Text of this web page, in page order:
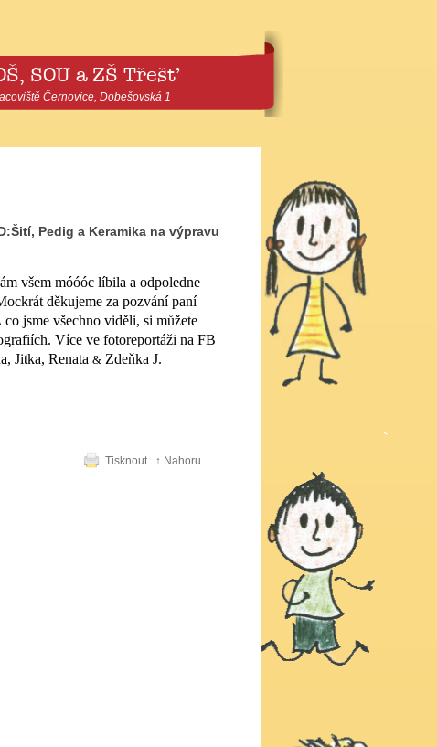
SOU a ZŠ Třešť
Černovice, Dobešovská 1
Pedig a Keramika na výpravu
všem móóóc líbila a odpoledne
děkujeme za pozvání paní
co jsme všechno viděli, si můžete
Více ve fotoreportáži na FB
Jitka, Renata & Zdeňka J.
Tisknout ↑ Nahoru